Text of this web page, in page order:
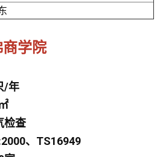
学院
/年
检查
、TS16949